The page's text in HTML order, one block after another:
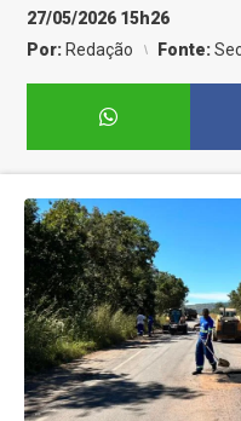
27/05/2026 15h26
Por: Redação Fonte: